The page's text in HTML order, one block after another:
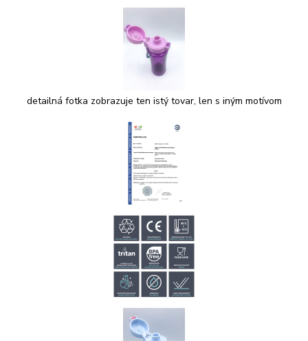
detailná fotka zobrazuje ten istý tovar, len s iným motívom